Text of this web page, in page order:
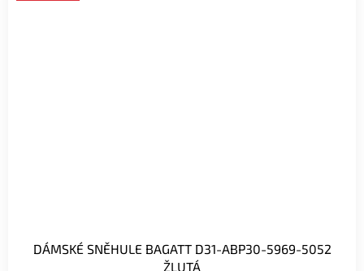
DÁMSKÉ SNĚHULE BAGATT D31-ABP30-5969-5052
ŽLUTÁ